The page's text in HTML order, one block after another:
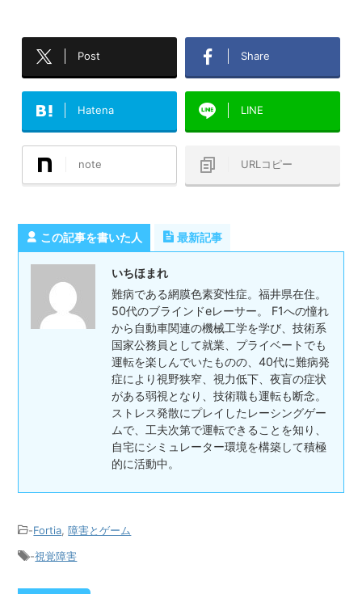
Post Share
Hatena LINE
note URLコピー
この記事を書いた人 最新記事
いちほまれ
難病である網膜色素変性症。福井県在住。
50代のブラインドeレーサー。 F1への憧れ
から自動車関連の機械工学を学び、技術系
国家公務員として就業、プライベートでも
運転を楽しんでいたものの、40代に難病発
症により視野狭窄、視力低下、夜盲の症状
がある弱視となり、技術職も運転も断念。
ストレス発散にプレイしたレーシングゲー
ムで、工夫次第で運転できることを知り、
自宅にシミュレーター環境を構築して積極
的に活動中。
-Fortia,障害とゲーム
-視覚障害